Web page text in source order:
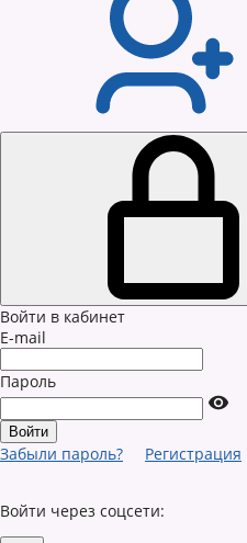
Войти в кабинет
E-mail
Пароль
Забыли пароль? Регистрация
Войти через соцсети: